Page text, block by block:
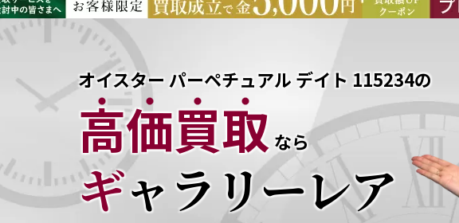
オイスター パーペチュアル デイト 115234の
高価買取 なら
ギャラリーレア